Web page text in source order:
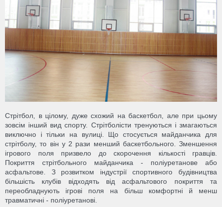
Стрітбол, в цілому, дуже схожий на баскетбол, але при цьому
зовсім інший вид спорту. Стрітболісти тренуються і змагаються
виключно і тільки на вулиці. Що стосується майданчика для
стрітболу, то він у 2 рази менший баскетбольного. Зменшення
ігрового поля призвело до скорочення кількості гравців.
Покриття стрітбольного майданчика - поліуретанове або
асфальтове. З розвитком індустрії спортивного будівництва
більшість клубів відходять від асфальтового покриття та
переобладнують ігрові поля на більш комфортні й менш
травматичні - поліуретанові.